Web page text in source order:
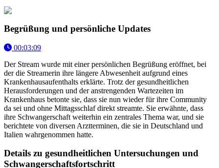
Begrüßung und persönliche Updates
00:03:09
Der Stream wurde mit einer persönlichen Begrüßung eröffnet, bei
der die Streamerin ihre längere Abwesenheit aufgrund eines
Krankenhausaufenthalts erklärte. Trotz der gesundheitlichen
Herausforderungen und der anstrengenden Wartezeiten im
Krankenhaus betonte sie, dass sie nun wieder für ihre Community
da sei und ohne Mittagsschlaf direkt streamte. Sie erwähnte, dass
ihre Schwangerschaft weiterhin ein zentrales Thema war, und sie
berichtete von diversen Arztterminen, die sie in Deutschland und
Italien wahrgenommen hatte.
Details zu gesundheitlichen Untersuchungen und
Schwangerschaftsfortschritt